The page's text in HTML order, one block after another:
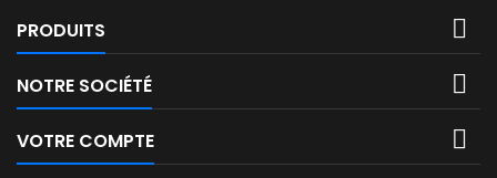
PRODUITS 
NOTRE SOCIÉTÉ 
VOTRE COMPTE 